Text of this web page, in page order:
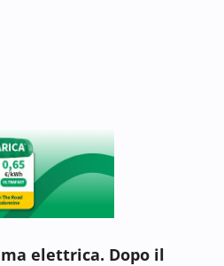
elettrica. Dopo il